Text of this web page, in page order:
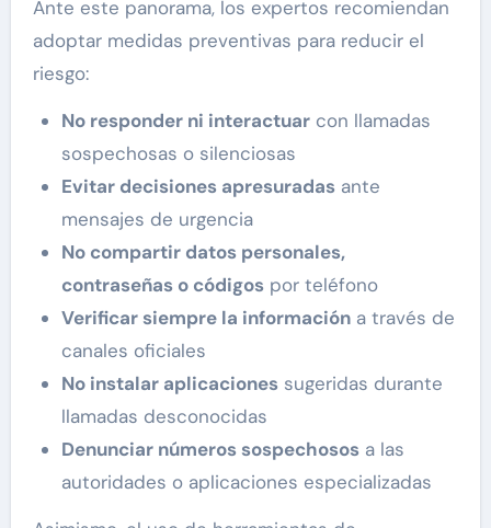
Ante este panorama, los expertos recomiendan
adoptar medidas preventivas para reducir el
riesgo:
No responder ni interactuarcon llamadas
sospechosas o silenciosas
Evitar decisiones apresuradasante
mensajes de urgencia
No compartir datos personales,
contraseñas o códigospor teléfono
Verificar siempre la informacióna través de
canales oficiales
No instalar aplicacionessugeridas durante
llamadas desconocidas
Denunciar números sospechososa las
autoridades o aplicaciones especializadas